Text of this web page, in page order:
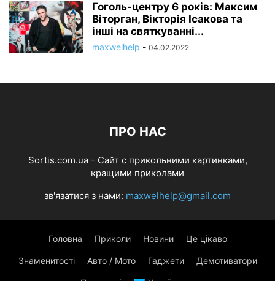
Гоголь-центру 6 років: Максим
Віторган, Вікторія Ісакова та
інші на святкуванні...
maxwelhelp - 04.02.2022
ПРО НАС
Sortis.com.ua - Cайт с прикольними картинками,
кращими приколами
зв'язатися з нами: maxwelhelp@gmail.com
Головна Приколи Новини Це цікаво
Знаменитості Авто / Мото Гаджети Демотиватори